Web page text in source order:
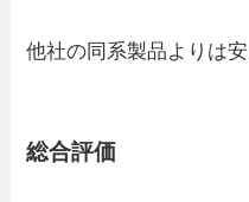
他社の同系製品よりは安
総合評価